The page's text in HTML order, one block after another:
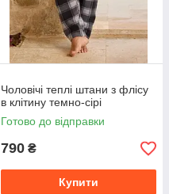
Чоловічі теплі штани з флісу
в клітину темно-сірі
Готово до відправки
790 ₴
Купити